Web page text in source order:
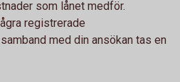
som lånet medför.
registrerade
med din ansökan tas en